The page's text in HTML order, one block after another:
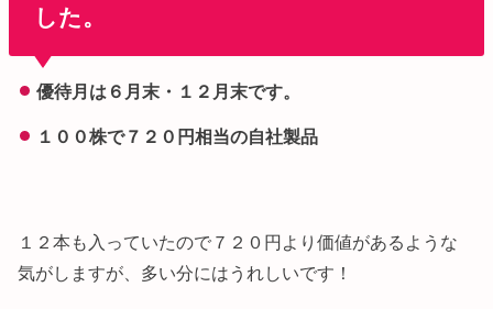
した。
優待月は６月末・１２月末です。
１００株で７２０円相当の自社製品
１２本も入っていたので７２０円より価値があるような
気がしますが、多い分にはうれしいです！